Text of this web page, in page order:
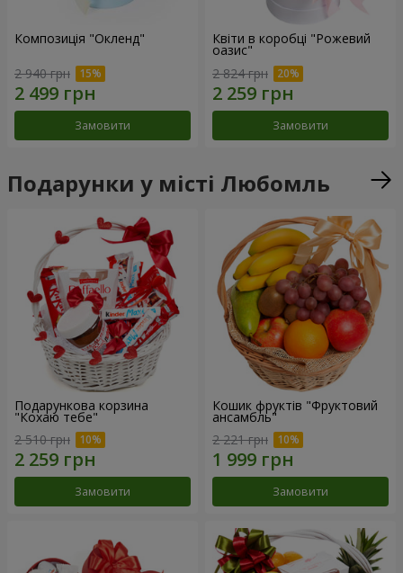
Композиція "Окленд"
2 940 грн
Замовити
Квіти в коробці "Рожевий
оазис"
2 824 грн
Замовити
Подарунки у місті Любомль
Подарункова корзина
"Кохаю тебе"
2 510 грн
Замовити
Кошик фруктів "Фруктовий
ансамбль"
2 221 грн
Замовити